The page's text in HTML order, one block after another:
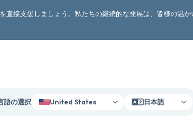
接支援しましょう。私たちの継続的な発展は、皆様の温か
語の選択 United States 日本語